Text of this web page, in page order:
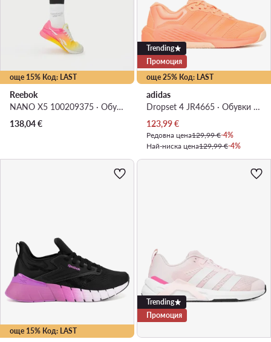
още 15% Код: LAST
Reebok
NANO X5 100209375 · Обувки за фитнес зала
138,04€
още 25% Код: LAST
Trending
Промоция
adidas
Dropset 4 JR4665 · Обувки за фитнес зала
Актуална цена
123,99€
Редовна цена129,99 €-4%
Най-ниска цена129,99 €-4%
още 15% Код: LAST
Trending
Промоция